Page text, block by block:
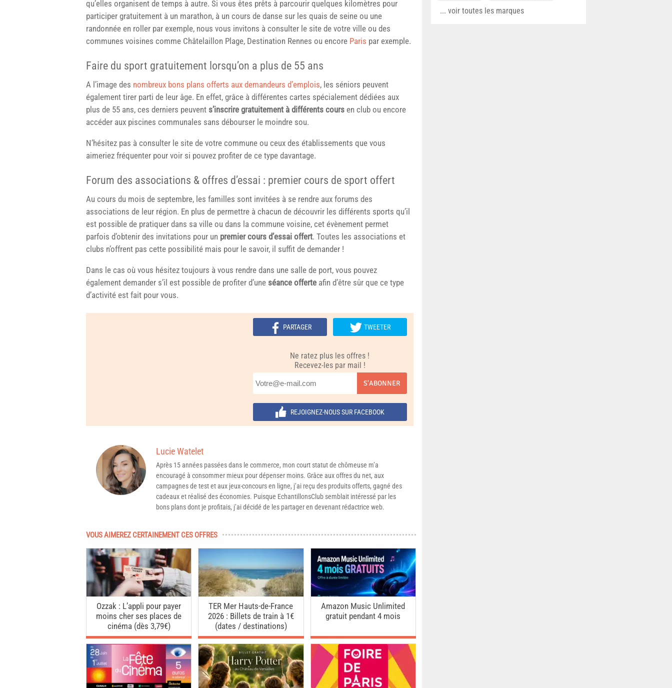
qu’elles organisent de temps à autre. Si vous êtes prêts à parcourir quelques kilomètres pour
participer gratuitement à un marathon, à un cours de danse sur les quais de seine ou une
randonnée en roller par exemple, nous vous invitons à consulter le site de votre ville ou des
communes voisines comme Châtelaillon Plage, Destination Rennes ou encore Paris par exemple.
Faire du sport gratuitement lorsqu’on a plus de 55 ans
A l’image des nombreux bons plans offerts aux demandeurs d’emplois, les séniors peuvent
également tirer parti de leur âge. En effet, grâce à différentes cartes spécialement dédiées aux
plus de 55 ans, ces derniers peuvent s’inscrire gratuitement à différents cours en club ou encore
accéder aux piscines communales sans débourser le moindre sou.
N’hésitez pas à consulter le site de votre commune ou ceux des établissements que vous
aimeriez fréquenter pour voir si pouvez profiter de ce type davantage.
Forum des associations & offres d’essai : premier cours de sport offert
Au cours du mois de septembre, les familles sont invitées à se rendre aux forums des
associations de leur région. En plus de permettre à chacun de découvrir les différents sports qu’il
est possible de pratiquer dans sa ville ou dans la commune voisine, cet évènement permet
parfois d’obtenir des invitations pour un premier cours d’essai offert. Toutes les associations et
clubs n’offrent pas cette possibilité mais pour le savoir, il suffit de demander !
Dans le cas où vous hésitez toujours à vous rendre dans une salle de port, vous pouvez
également demander s’il est possible de profiter d’une séance offerte afin d’être sûr que ce type
d’activité est fait pour vous.
PARTAGER TWEETER
Ne ratez plus les offres !
Recevez-les par mail !
S'ABONNER
REJOIGNEZ-NOUS SUR FACEBOOK
Lucie Watelet
Après 15 années passées dans le commerce, mon court statut de chômeuse m’a
encouragé à consommer mieux pour dépenser moins. Grâce aux offres du net, aux
campagnes de test et aux jeux-concours en ligne, j’ai reçu des produits offerts, gagné des
cadeaux et réalisé des économies. Puisque EchantillonsClub semblait intéressé par les
bons plans dont je profitais, j’ai décidé de les partager en devenant rédactrice web.
VOUS AIMEREZ CERTAINEMENT CES OFFRES
Ozzak : L’appli pour payer
moins cher ses places de
cinéma (dès 3,79€)
TER Mer Hauts-de-France
2026 : Billets de train à 1€
(dates / destinations)
Amazon Music Unlimited
gratuit pendant 4 mois
... voir toutes les marques